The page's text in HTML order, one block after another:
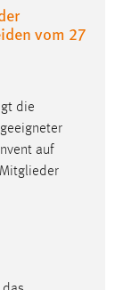
vom 27
die
auf